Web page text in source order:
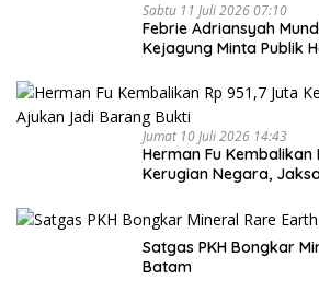
Sabtu 11 Juli 2026 07:10
Febrie Adriansyah
Kejagung Minta Publik
Jumat 10 Juli 2026 14:43
Herman Fu Kembalikan
Kerugian Negara,
Satgas PKH Bongkar